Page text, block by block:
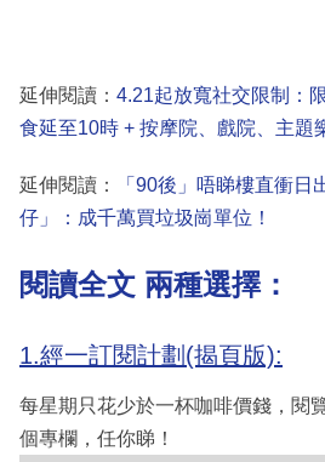
延伸閱讀： 4.21起放寬社交限制：
食延至10時 + 按摩院、戲院、主題
延伸閱讀：
「90後」唔睇樓直衝日
仔」：成千萬買垃圾崗單位！
閱讀全文 兩種選擇：
1.經一訂閱計劃(揭頁版):
每星期只花少於一杯咖啡價錢，閱
個專欄，任你睇！